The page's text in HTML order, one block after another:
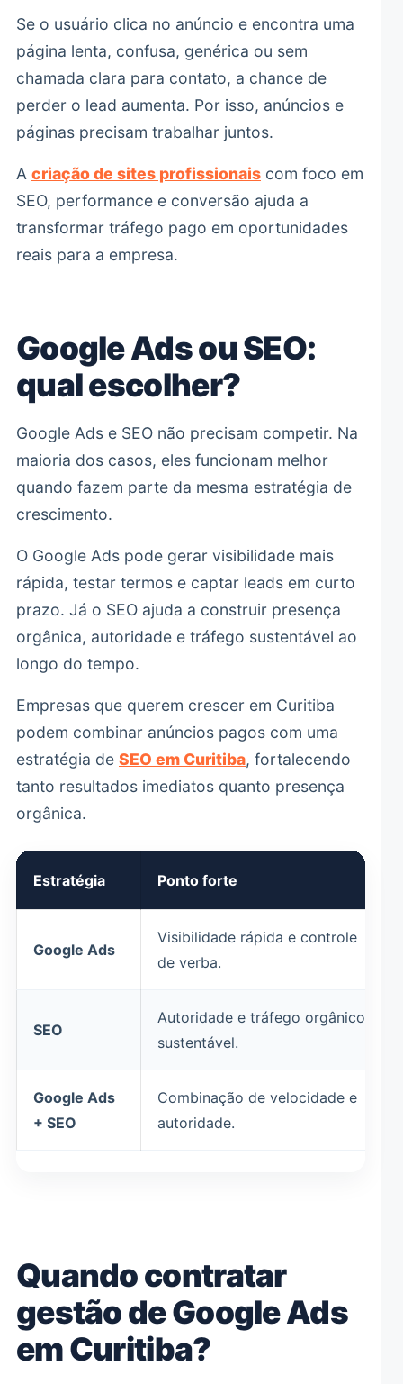
Se o usuário clica no anúncio e encontra uma
página lenta, confusa, genérica ou sem
chamada clara para contato, a chance de
perder o lead aumenta. Por isso, anúncios e
páginas precisam trabalhar juntos.
A criação de sites profissionais com foco em
SEO, performance e conversão ajuda a
transformar tráfego pago em oportunidades
reais para a empresa.
Google Ads ou SEO:
qual escolher?
Google Ads e SEO não precisam competir. Na
maioria dos casos, eles funcionam melhor
quando fazem parte da mesma estratégia de
crescimento.
O Google Ads pode gerar visibilidade mais
rápida, testar termos e captar leads em curto
prazo. Já o SEO ajuda a construir presença
orgânica, autoridade e tráfego sustentável ao
longo do tempo.
Empresas que querem crescer em Curitiba
podem combinar anúncios pagos com uma
estratégia de SEO em Curitiba, fortalecendo
tanto resultados imediatos quanto presença
orgânica.
Estratégia Ponto forte
Google Ads
Visibilidade rápida e controle
de verba.
SEO
Autoridade e tráfego orgânico
sustentável.
Google Ads
+ SEO
Combinação de velocidade e
autoridade.
Quando contratar
gestão de Google Ads
em Curitiba?